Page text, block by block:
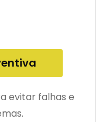
evitar falhas e